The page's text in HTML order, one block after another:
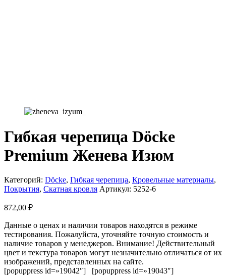
Гибкая черепица Döcke
Premium Женева Изюм
Категорий: Döcke, Гибкая черепица, Кровельные материалы,
Покрытия, Скатная кровля Артикул: 5252-6
872,00 ₽
Данные о ценах и наличии товаров находятся в режиме
тестирования. Пожалуйста, уточняйте точную стоимость и
наличие товаров у менеджеров. Внимание! Действительный
цвет и текстура товаров могут незначительно отличаться от их
изображений, представленных на сайте.
[popuppress id=»19042″] [popuppress id=»19043″]